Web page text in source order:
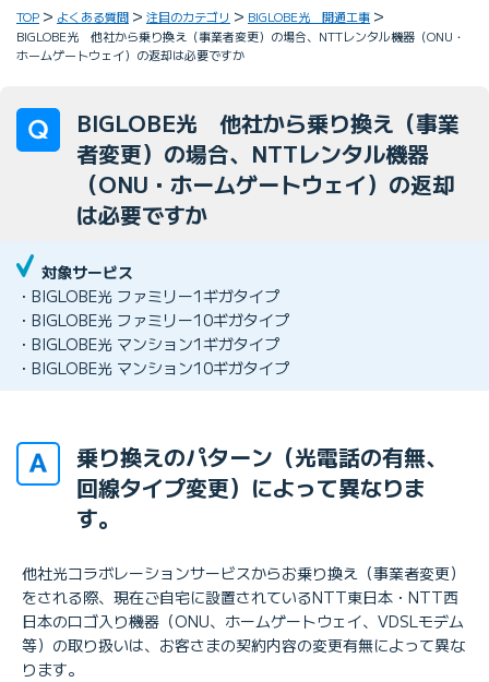
TOP よくある質問 注目のカテゴリ
BIGLOBE光 開通工事
BIGLOBE光 他社から乗り換え（事業者変更）の場合、NTTレンタル機器（ONU・
ホームゲートウェイ）の返却は必要ですか
BIGLOBE光 他社から乗り換え（事業
者変更）の場合、NTTレンタル機器
（ONU・ホームゲートウェイ）の返却
は必要ですか
対象サービス
・BIGLOBE光 ファミリー1ギガタイプ
・BIGLOBE光 ファミリー10ギガタイプ
・BIGLOBE光 マンション1ギガタイプ
・BIGLOBE光 マンション10ギガタイプ
乗り換えのパターン（光電話の有無、
回線タイプ変更）によって異なりま
す。
他社光コラボレーションサービスからお乗り換え（事業者変更）
をされる際、現在ご自宅に設置されているNTT東日本・NTT西
日本のロゴ入り機器（ONU、ホームゲートウェイ、VDSLモデム
等）の取り扱いは、お客さまの契約内容の変更有無によって異な
ります。